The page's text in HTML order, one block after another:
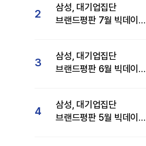
2
삼성, 대기업집단
브랜드평판 7월 빅데이터
3
삼성, 대기업집단
브랜드평판 6월 빅데이터
4
삼성, 대기업집단
브랜드평판 5월 빅데이터